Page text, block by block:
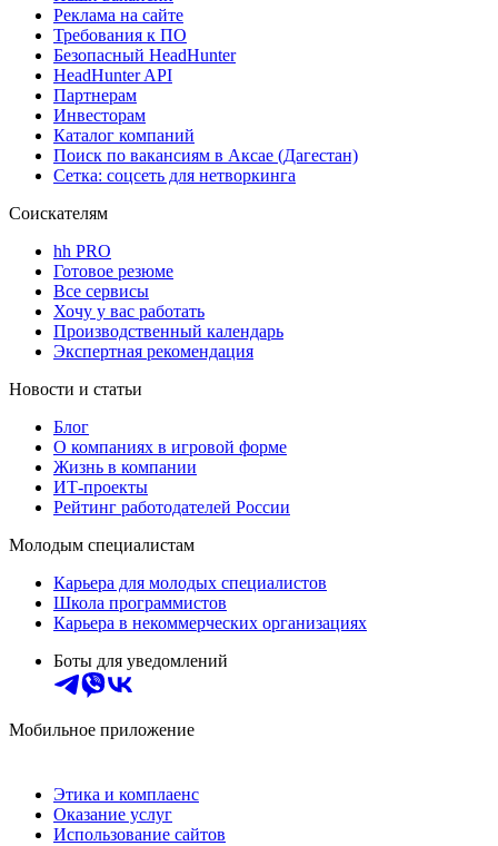
Реклама на сайте
Требования к ПО
Безопасный HeadHunter
HeadHunter API
Партнерам
Инвесторам
Каталог компаний
Поиск по вакансиям в Аксае (Дагестан)
Сетка: соцсеть для нетворкинга
Соискателям
hh PRO
Готовое резюме
Все сервисы
Хочу у вас работать
Производственный календарь
Экспертная рекомендация
Новости и статьи
Блог
О компаниях в игровой форме
Жизнь в компании
ИТ-проекты
Рейтинг работодателей России
Молодым специалистам
Карьера для молодых специалистов
Школа программистов
Карьера в некоммерческих организациях
Боты для уведомлений
Мобильное приложение
Этика и комплаенс
Оказание услуг
Использование сайтов